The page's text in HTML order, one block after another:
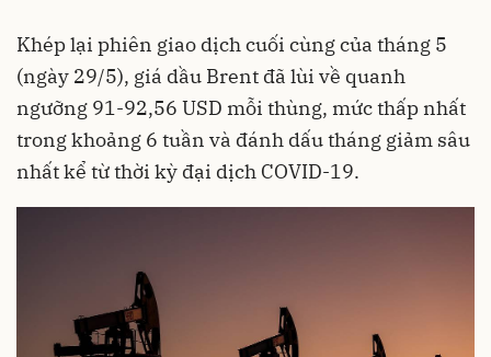
Khép lại phiên giao dịch cuối cùng của tháng 5
(ngày 29/5), giá dầu Brent đã lùi về quanh
ngưỡng 91-92,56 USD mỗi thùng, mức thấp nhất
trong khoảng 6 tuần và đánh dấu tháng giảm sâu
nhất kể từ thời kỳ đại dịch COVID-19.